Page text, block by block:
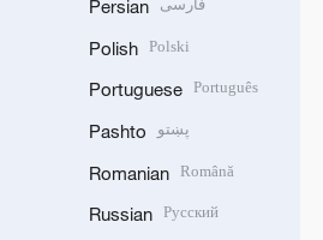
Persian
Polish Polski
Portuguese Português
Pashto پښتو
Romanian Română
Russian Русский